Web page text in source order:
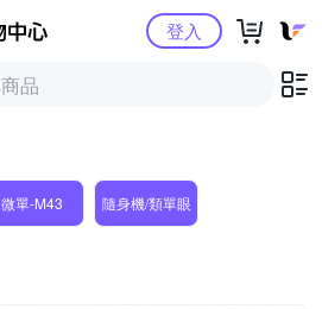
Yahoo購物中心登入
微單-M43 隨身機/類單眼